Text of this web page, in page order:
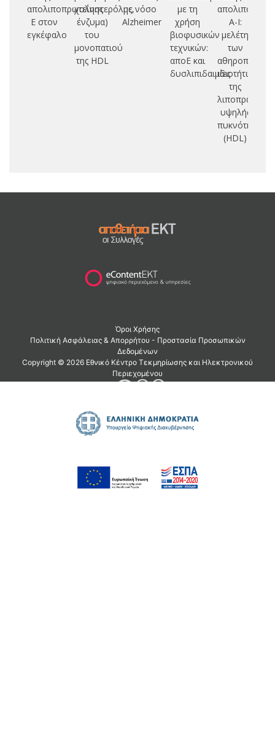
απολιποπρωτεΐνης
Ε στον
εγκέφαλο
χοληστερόλης,
ένζυμα)
του
μονοπατιού
της HDL
με νόσο
Alzheimer
με τη
χρήση
βιοφυσικών
τεχνικών:
αποΕ και
δυσλιπιδαιμίες
A-I:
μελέτη
των
ιδιοτήτων
της
υψηλής
πυκνότητας
(HDL)